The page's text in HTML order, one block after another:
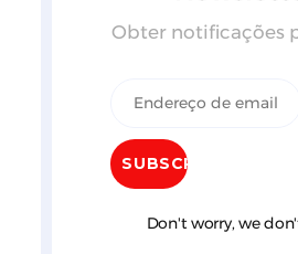
Obter notificações
Don't worry, we